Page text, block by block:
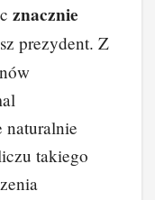
znacznie
prezydent. Z
naturalnie
takiego